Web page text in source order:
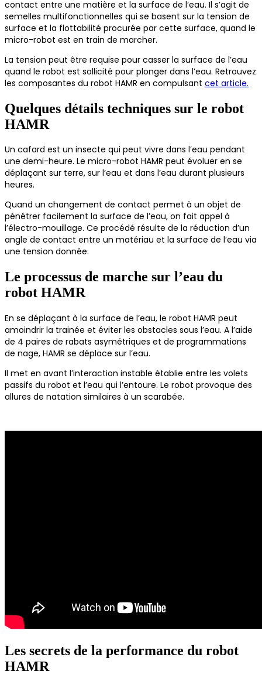
contact entre une matière et la surface de l’eau. Il s’agit de
semelles multifonctionnelles qui se basent sur la tension de
surface et la flottabilité procurée par cette surface, quand le
micro-robot est en train de marcher.
La tension peut être requise pour casser la surface de l’eau
quand le robot est sollicité pour plonger dans l’eau. Retrouvez
les composantes du robot HAMR en compulsant cet article.
Quelques détails techniques sur le robot
HAMR
Un cafard est un insecte qui peut vivre dans l’eau pendant
une demi-heure. Le micro-robot HAMR peut évoluer en se
déplaçant sur terre, sur l’eau et dans l’eau durant plusieurs
heures.
Quand un changement de contact permet à un objet de
pénétrer facilement la surface de l’eau, on fait appel à
l’électro-mouillage. Ce procédé résulte de la réduction d’un
angle de contact entre un matériau et la surface de l’eau via
une tension donnée.
Le processus de marche sur l’eau du
robot HAMR
En se déplaçant à la surface de l’eau, le robot HAMR peut
amoindrir la trainée et éviter les obstacles sous l’eau. A l’aide
de 4 paires de rabats asymétriques et de programmations
de nage, HAMR se déplace sur l’eau.
Il met en avant l’interaction instable établie entre les volets
passifs du robot et l’eau qui l’entoure. Le robot provoque des
allures de natation similaires à un scarabée.
Les secrets de la performance du robot
HAMR